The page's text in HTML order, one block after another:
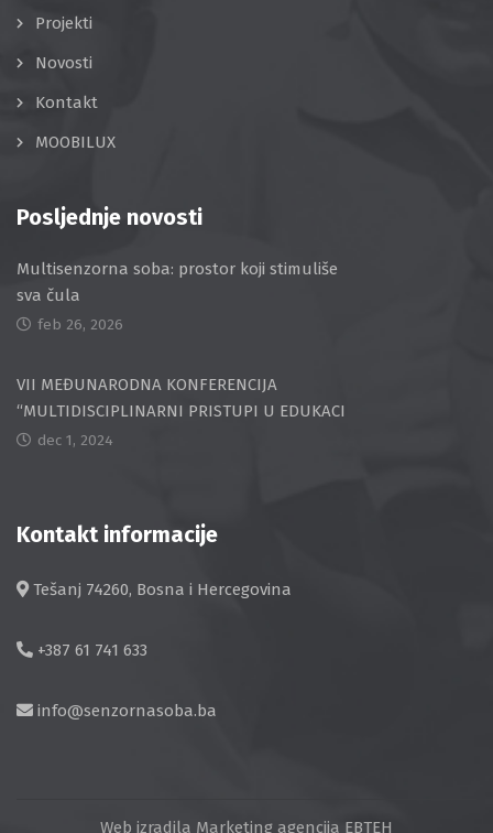
Projekti
Novosti
Kontakt
MOOBILUX
Posljednje novosti
Multisenzorna soba: prostor koji stimuliše
sva čula
feb 26, 2026
VII MEĐUNARODNA KONFERENCIJA
“MULTIDISCIPLINARNI PRISTUPI U EDUKACI
dec 1, 2024
Kontakt informacije
Tešanj 74260, Bosna i Hercegovina
+387 61 741 633
info@senzornasoba.ba
Web izradila Marketing agencija EBTEH